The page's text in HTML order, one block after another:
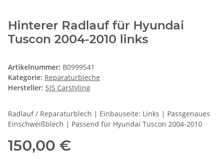
Hinterer Radlauf für Hyundai
Tuscon 2004-2010 links
Artikelnummer: B0999541
Kategorie: Reparaturbleche
Hersteller: SJS Carstyling
Radlauf / Reparaturblech | Einbauseite: Links | Passgenaues
Einschweißblech | Passend für Hyundai Tuscon 2004-2010
150,00 €